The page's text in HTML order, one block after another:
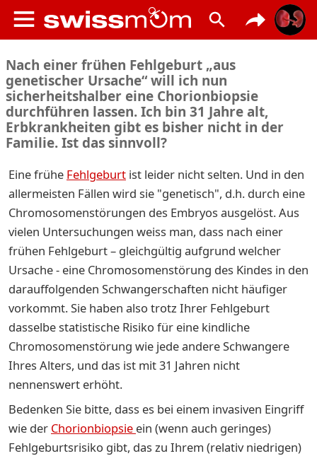
Nach einer frühen Fehlgeburt „aus
genetischer Ursache“ will ich nun
sicherheitshalber eine Chorionbiopsie
durchführen lassen. Ich bin 31 Jahre alt,
Erbkrankheiten gibt es bisher nicht in der
Familie. Ist das sinnvoll?
Eine frühe Fehlgeburt ist leider nicht selten. Und in den
allermeisten Fällen wird sie "genetisch", d.h. durch eine
Chromosomenstörungen des Embryos ausgelöst. Aus
vielen Untersuchungen weiss man, dass nach einer
frühen Fehlgeburt – gleichgültig aufgrund welcher
Ursache - eine Chromosomenstörung des Kindes in den
darauffolgenden Schwangerschaften nicht häufiger
vorkommt. Sie haben also trotz Ihrer Fehlgeburt
dasselbe statistische Risiko für eine kindliche
Chromosomenstörung wie jede andere Schwangere
Ihres Alters, und das ist mit 31 Jahren nicht
nennenswert erhöht.
Bedenken Sie bitte, dass es bei einem invasiven Eingriff
wie der Chorionbiopsie ein (wenn auch geringes)
Fehlgeburtsrisiko gibt, das zu Ihrem (relativ niedrigen)